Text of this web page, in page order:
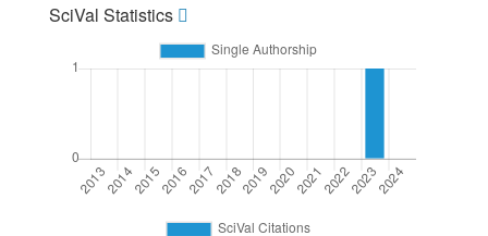
SciVal Statistics